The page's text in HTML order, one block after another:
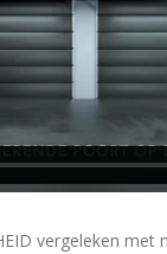
vergeleken met